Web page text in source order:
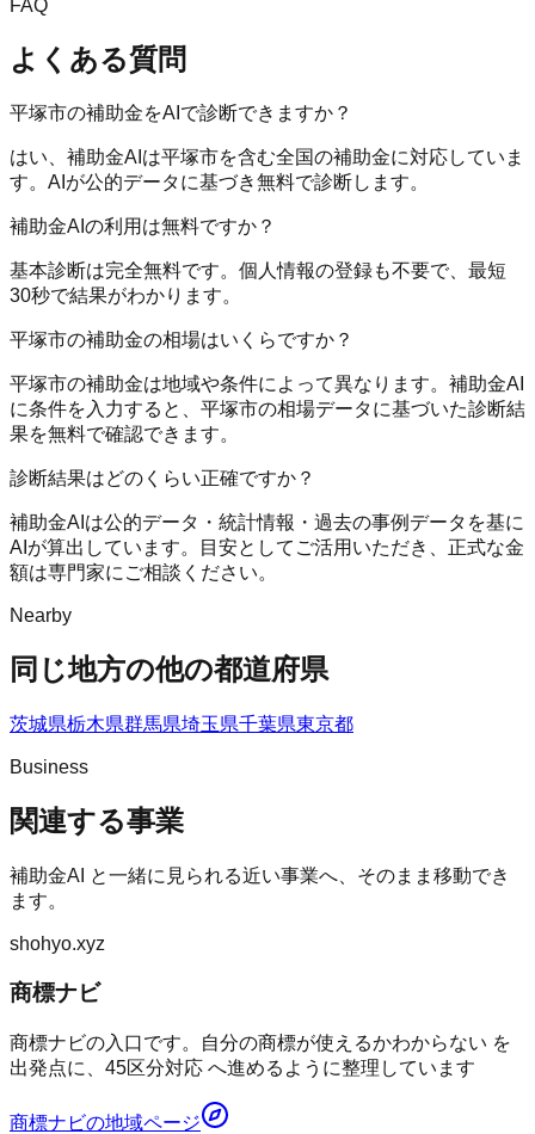
FAQ
よくある質問
平塚市の補助金をAIで診断できますか？
はい、補助金AIは平塚市を含む全国の補助金に対応していま
す。AIが公的データに基づき無料で診断します。
補助金AIの利用は無料ですか？
基本診断は完全無料です。個人情報の登録も不要で、最短
30秒で結果がわかります。
平塚市の補助金の相場はいくらですか？
平塚市の補助金は地域や条件によって異なります。補助金AI
に条件を入力すると、平塚市の相場データに基づいた診断結
果を無料で確認できます。
診断結果はどのくらい正確ですか？
補助金AIは公的データ・統計情報・過去の事例データを基に
AIが算出しています。目安としてご活用いただき、正式な金
額は専門家にご相談ください。
Nearby
同じ地方の他の都道府県
茨城県栃木県群馬県埼玉県千葉県東京都
Business
関連する事業
補助金AI
と一緒に見られる近い事業へ、そのまま移動でき
ます。
shohyo.xyz
商標ナビ
商標ナビの入口です。自分の商標が使えるかわからない を
出発点に、45区分対応 へ進めるように整理しています
商標ナビの地域ページ